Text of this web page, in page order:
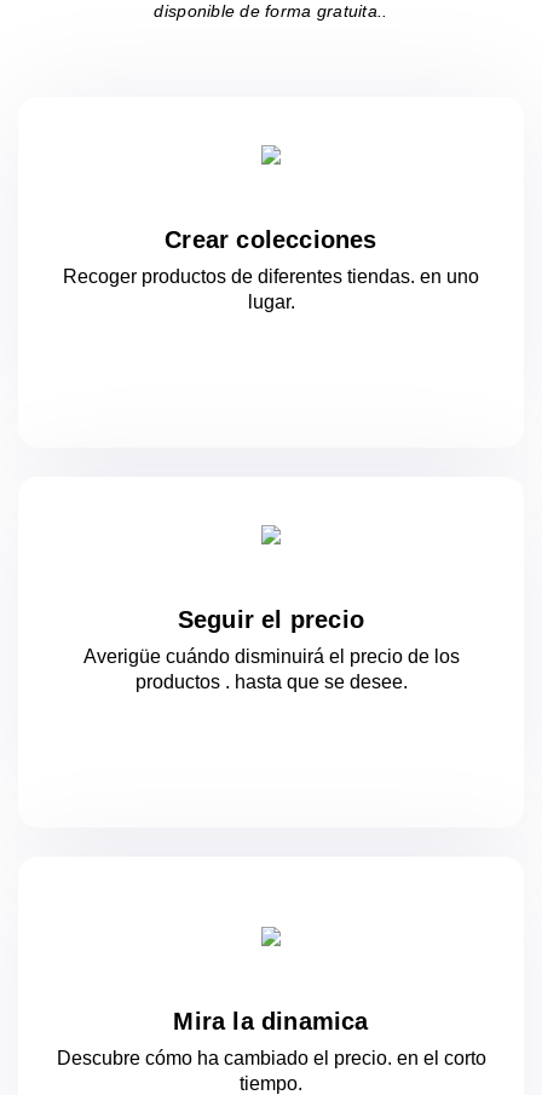
disponible de forma gratuita..
Crear colecciones
Recoger productos de diferentes tiendas. en uno
lugar.
Seguir el precio
Averigüe cuándo disminuirá el precio de los
productos . hasta que se desee.
Mira la dinamica
Descubre cómo ha cambiado el precio. en el corto
tiempo.